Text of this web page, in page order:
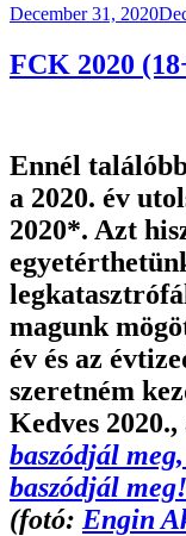
Posted
December 31, 2020
FCK 2020
Ennél
a 2020. év
2020*. Azt
magunk
év és az
szeretném
Kedves 2020.,
baszódjál
baszódjál
(fotó: Engin